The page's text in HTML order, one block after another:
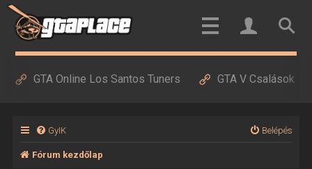
GTA Online Los Santos Tuners GTA V Csalások
GyIK Belépés
Fórum kezdőlap